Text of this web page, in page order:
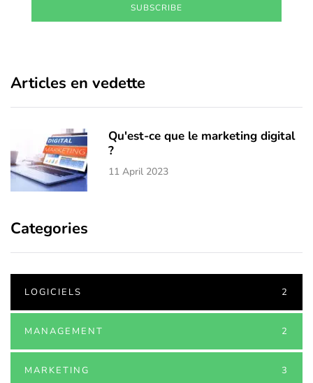
SUBSCRIBE
Articles en vedette
Qu'est-ce que le marketing digital
?
11 April 2023
Categories
LOGICIELS 2
MANAGEMENT 2
MARKETING 3